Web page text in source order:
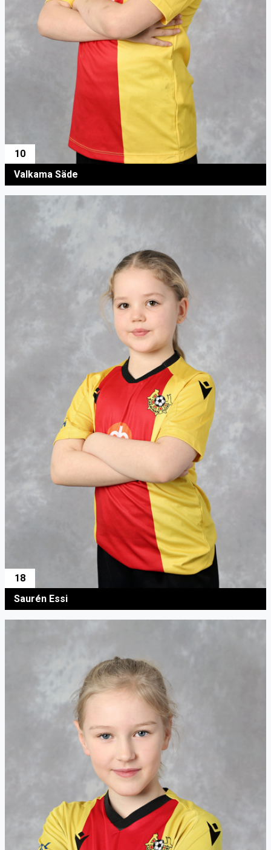
10
Valkama Säde
18
Saurén Essi